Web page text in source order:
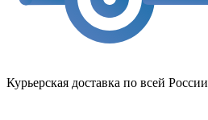
Курьерская доставка по всей России